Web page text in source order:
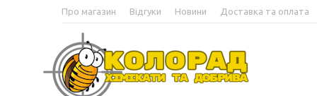
Про магазин Відгуки Новини Доставка та оплата